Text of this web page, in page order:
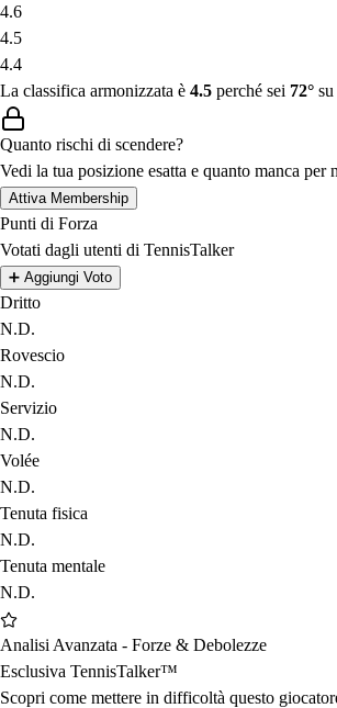
4.6
4.5
4.4
La classifica armonizzata è 4.5 perché sei 72° su
Quanto rischi di scendere?
Vedi la tua posizione esatta e quanto manca per
Attiva Membership
Punti di Forza
Votati dagli utenti di TennisTalker
➕ Aggiungi Voto
Dritto
N.D.
Rovescio
N.D.
Servizio
N.D.
Volée
N.D.
Tenuta fisica
N.D.
Tenuta mentale
N.D.
Analisi Avanzata - Forze & Debolezze
Esclusiva TennisTalker™︎
Scopri come mettere in difficoltà questo